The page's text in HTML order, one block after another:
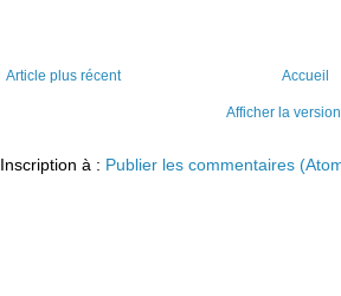
Article plus récent Accueil
Afficher la
Inscription à : Publier les commentaires